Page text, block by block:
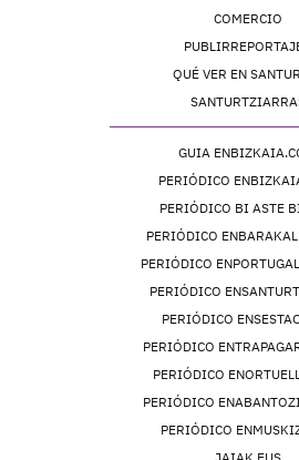
COMERCIO
QUÉ VER EN
GUIA
PERIÓDICO
PERIÓDICO BI ASTE
PERIÓDICO
PERIÓDICO
PERIÓDICO
PERIÓDICO
PERIÓDICO
PERIÓDICO
PERIÓDICO
PERIÓDICO